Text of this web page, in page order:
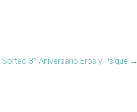
3º Aniversario Eros y Psique →